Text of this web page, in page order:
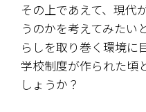
その上であえて、現代
うのかを考えてみたい
らしを取り巻く環境に
学校制度が作られた頃
しょうか？